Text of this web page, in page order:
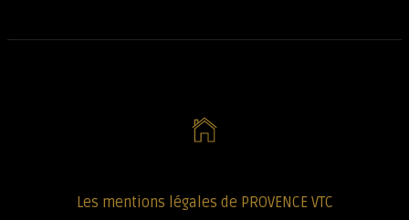
Les mentions légales de PROVENCE VTC